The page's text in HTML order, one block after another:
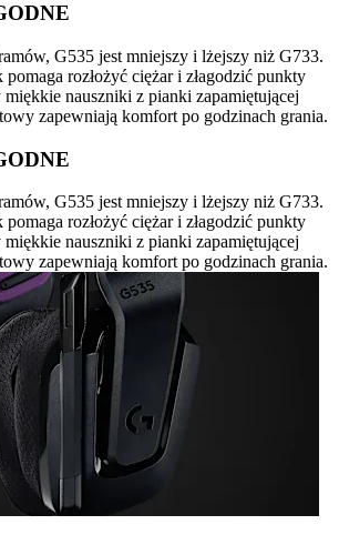
G535 jest mniejszy i lżejszy niż G733.
rozłożyć ciężar i złagodzić punkty
miękkie nauszniki z pianki zapamiętującej
zapewniają komfort po godzinach grania.
G535 jest mniejszy i lżejszy niż G733.
rozłożyć ciężar i złagodzić punkty
miękkie nauszniki z pianki zapamiętującej
zapewniają komfort po godzinach grania.